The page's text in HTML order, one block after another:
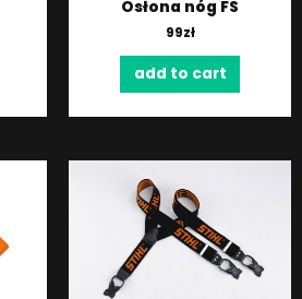
Osłona nóg FS
99zł
add to cart